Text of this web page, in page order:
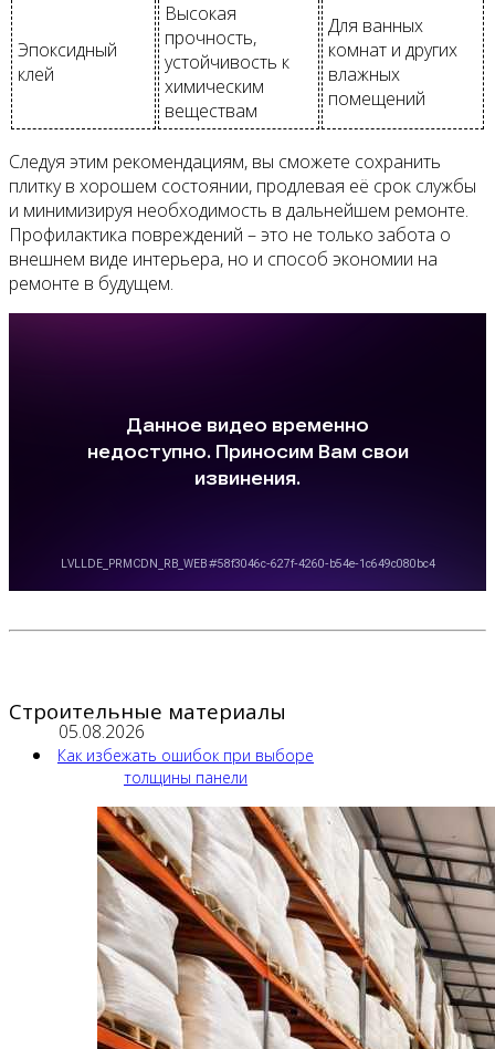
Эпоксидный
клей
Высокая
прочность,
устойчивость к
химическим
веществам
Для ванных
комнат и других
влажных
помещений
Следуя этим рекомендациям, вы сможете сохранить
плитку в хорошем состоянии, продлевая её срок службы
и минимизируя необходимость в дальнейшем ремонте.
Профилактика повреждений – это не только забота о
внешнем виде интерьера, но и способ экономии на
ремонте в будущем.
Строительные материалы
05.08.2026
Как избежать ошибок при выборе
толщины панели